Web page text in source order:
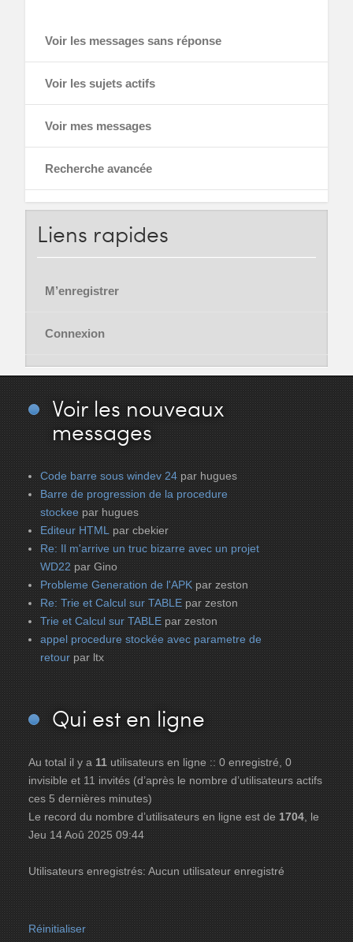
Voir les messages sans réponse
Voir les sujets actifs
Voir mes messages
Recherche avancée
Liens rapides
M’enregistrer
Connexion
Voir les nouveaux
messages
Code barre sous windev 24 par hugues
Barre de progression de la procedure
stockee par hugues
Editeur HTML par cbekier
Re: Il m'arrive un truc bizarre avec un projet
WD22 par Gino
Probleme Generation de l'APK par zeston
Re: Trie et Calcul sur TABLE par zeston
Trie et Calcul sur TABLE par zeston
appel procedure stockée avec parametre de
retour par ltx
Qui est en ligne
Au total il y a 11 utilisateurs en ligne :: 0 enregistré, 0
invisible et 11 invités (d’après le nombre d’utilisateurs actifs
ces 5 dernières minutes)
Le record du nombre d’utilisateurs en ligne est de 1704 , le
Jeu 14 Aoû 2025 09:44
Utilisateurs enregistrés: Aucun utilisateur enregistré
Réinitialiser